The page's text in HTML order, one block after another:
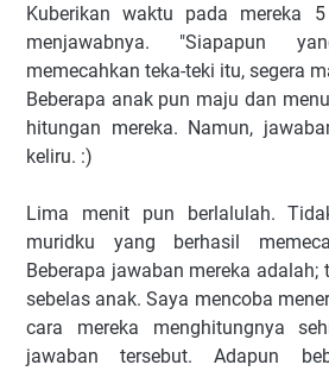
Kuberikan waktu pada mereka
menjawabnya. "Siapapun
memecahkan teka-teki itu, segera
Beberapa anak pun maju dan
hitungan mereka. Namun,
keliru. :)
Lima menit pun berlalulah.
muridku yang berhasil
Beberapa jawaban mereka adalah;
sebelas anak. Saya mencoba
cara mereka menghitungnya
jawaban tersebut. Adapun